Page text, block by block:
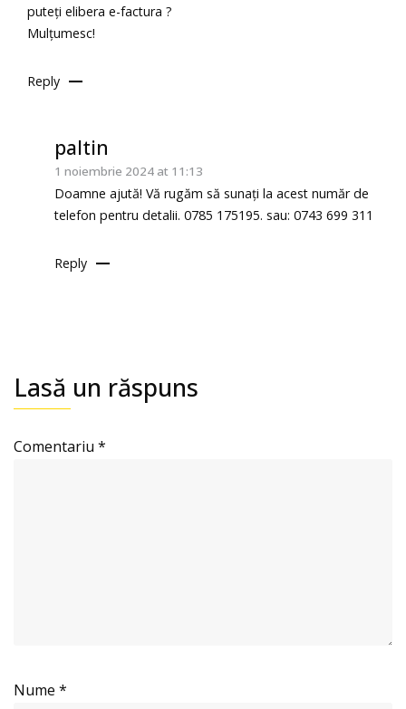
puteți elibera e-factura ?
Mulțumesc!
Reply
paltin
1 noiembrie 2024 at 11:13
Doamne ajută! Vă rugăm să sunați la acest număr de
telefon pentru detalii. 0785 175195. sau: 0743 699 311
Reply
Lasă un răspuns
Comentariu *
Nume *